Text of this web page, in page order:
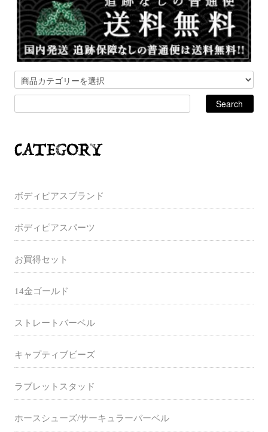
ボディピアスブランド
ボディピアスパーツ
お買得セット
14金ゴールド
ストレートバーベル
キャプティブビーズ
ラブレットスタッド
ホースシューズ/サーキュラーバーベル